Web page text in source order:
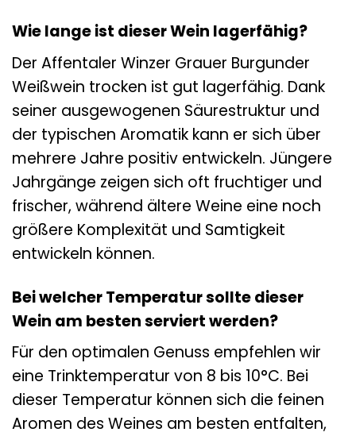
Wie lange ist dieser Wein lagerfähig?
Der Affentaler Winzer Grauer Burgunder
Weißwein trocken ist gut lagerfähig. Dank
seiner ausgewogenen Säurestruktur und
der typischen Aromatik kann er sich über
mehrere Jahre positiv entwickeln. Jüngere
Jahrgänge zeigen sich oft fruchtiger und
frischer, während ältere Weine eine noch
größere Komplexität und Samtigkeit
entwickeln können.
Bei welcher Temperatur sollte dieser
Wein am besten serviert werden?
Für den optimalen Genuss empfehlen wir
eine Trinktemperatur von 8 bis 10°C. Bei
dieser Temperatur können sich die feinen
Aromen des Weines am besten entfalten,